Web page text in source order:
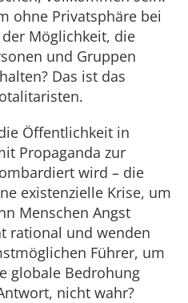
ohne Privatsphäre bei
Möglichkeit, die
und Gruppen
Das ist das
Öffentlichkeit in
Propaganda zur
wird – die
existenzielle Krise, um
Menschen Angst
rational und wenden
Führer, um
globale Bedrohung
nicht wahr?